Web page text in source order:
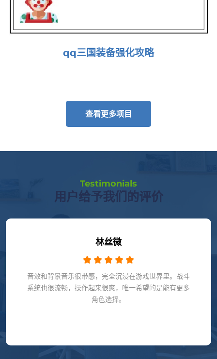
qq三国装备强化攻略
查看更多项目
Testimonials
用户给予我们的评价
冯琳竣
**值得一试！** 游戏的世界观很有创意，探索起来充满
惊喜。虽然刚开始时有点复杂，但上手后越玩越有趣。
角色设计也非常有个性，玩起来让人很投入。